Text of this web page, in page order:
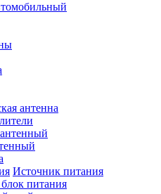
антенна
Источник питания
питания